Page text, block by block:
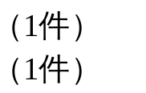
（1件）
（1件）